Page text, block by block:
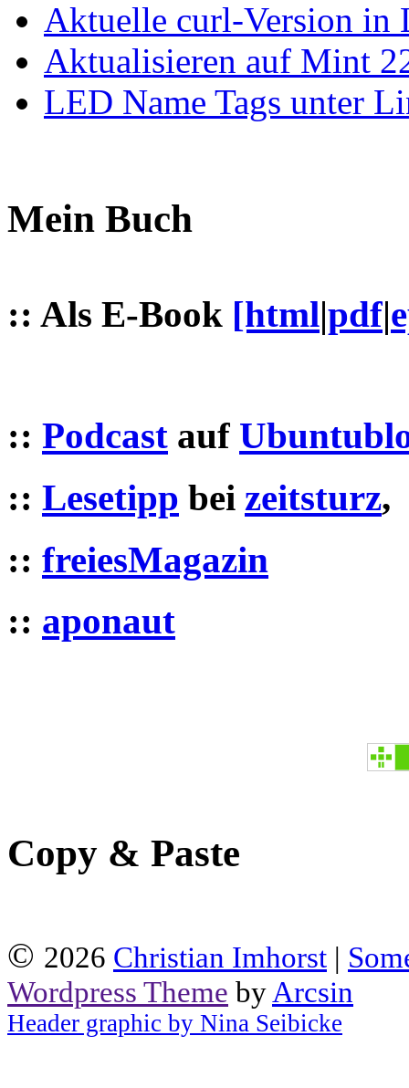
Aktuelle curl-Version in
Aktualisieren auf Mint
LED Name Tags unter
Mein Buch
:: Als E-Book [html|pdf|
:: Podcast auf
:: Lesetipp bei zeitsturz,
:: freiesMagazin
:: aponaut
Copy & Paste
© 2026 Christian Imhorst |
Wordpress Theme by Arcsin
Header graphic by Nina Seibicke